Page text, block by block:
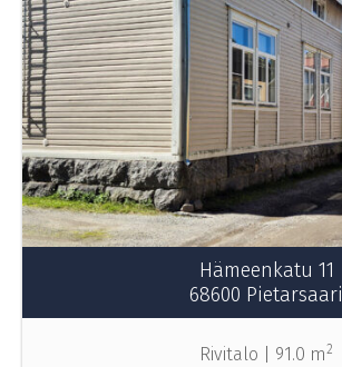
Hämeenkatu 11
68600 Pietarsaari
Rivitalo | 91.0 m2